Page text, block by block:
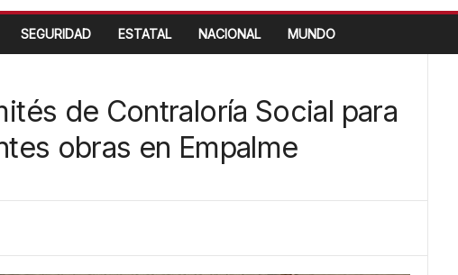
SEGURIDAD ESTATAL NACIONAL MUNDO
de Contraloría Social para
obras en Empalme